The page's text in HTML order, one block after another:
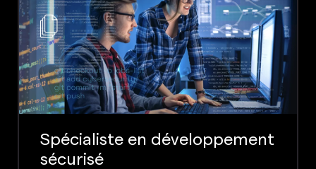
Spécialiste en développement
sécurisé